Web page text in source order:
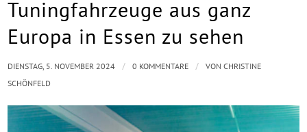
Tuningfahrzeuge aus ganz
Europa in Essen zu sehen
DIENSTAG, 5. NOVEMBER 2024 / 0 KOMMENTARE / VONCHRISTINE
SCHÖNFELD